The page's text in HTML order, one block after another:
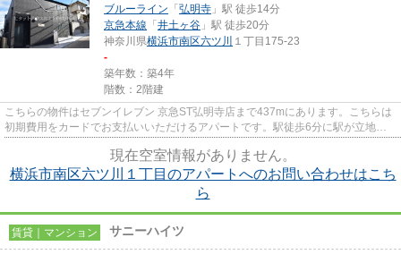
ブルーライン 「 弘明寺 」駅 徒歩14分
京急本線 「 井土ヶ谷 」駅 徒歩20分
神奈川県横浜市南区六ツ川 １丁目175-23
-
築年数：築4年
階数：2階建
こちらの物件はセブンイレブン 京急ST弘明寺店まで437mにあります。こちらは
初期費用をカードでお支払いいただけるアパートです。駅徒歩6分に駅が立地す
現在空室情報がありません。
横浜市南区六ツ川１丁目のアパートへのお問い合わせはこち
ら
賃貸｜マンション サニーハイツ